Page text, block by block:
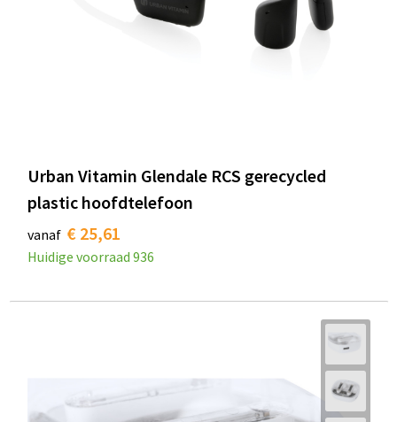
Urban Vitamin Glendale RCS gerecycled
plastic hoofdtelefoon
vanaf € 25,61
Huidige voorraad 936